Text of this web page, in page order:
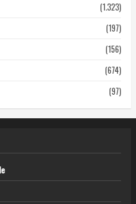
(1.323)
(197)
(156)
(674)
(97)